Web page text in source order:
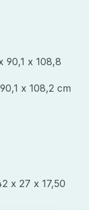
90,1 x 108,8
x 108,2 cm
x 27 x 17,50